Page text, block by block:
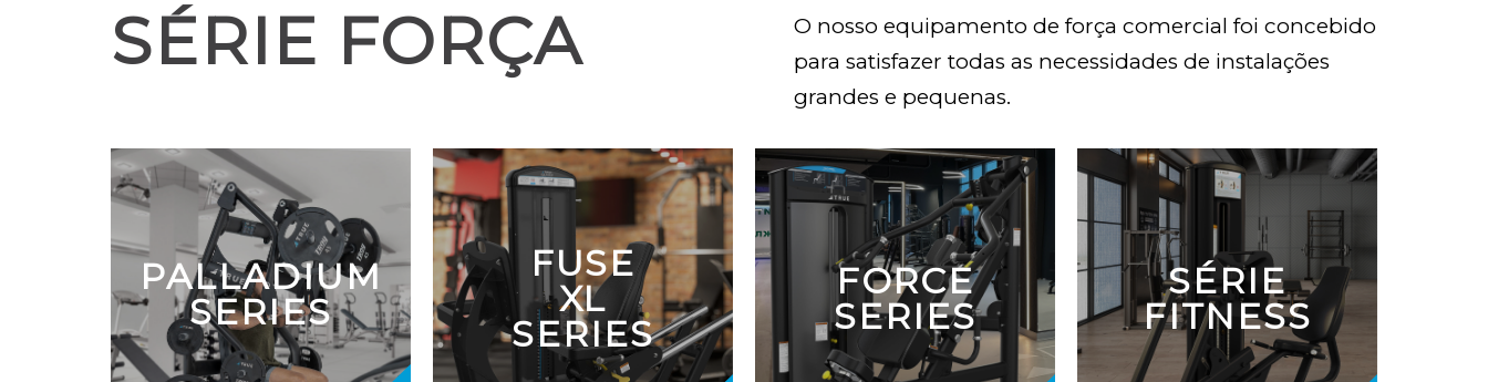
SÉRIE FORÇA
O nosso equipamento de força comercial foi concebido
para satisfazer todas as necessidades de instalações
grandes e pequenas.
PALLADIUM
SERIES
FUSE
XL
SERIES
FORCE
SERIES
SÉRIE
FITNESS